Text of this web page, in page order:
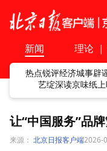
新闻 理论 |
热点锐评经济城事辟
艺绽深读京味纸
让“中国服务”品
来源： 北京日报客户端2026-